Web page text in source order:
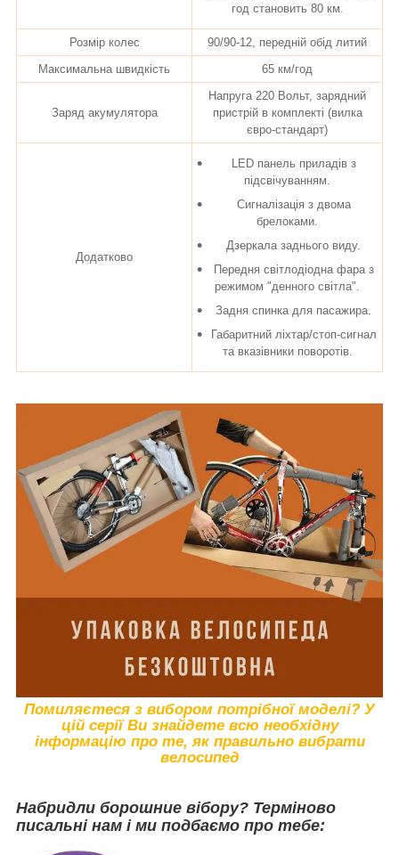
год становить 80 км.
Розмір колес
90/90-12, передній обід литий
Максимальна швидкість
65 км/год
Заряд акумулятора
Напруга 220 Вольт, зарядний
пристрій в комплекті (вилка
євро-стандарт)
Додатково
LED панель приладів з
підсвічуванням.
Сигналізація з двома
брелоками.
Дзеркала заднього виду.
Передня світлодіодна фара з
режимом "денного світла".
Задня спинка для пасажира.
Габаритний ліхтар/стоп-сигнал
та вказівники поворотів.
Помиляєтеся з вибором потрібної моделі? У
цій серії Ви знайдете всю необхідну
інформацію про те, як правильно вибрати
велосипед
Набридли борошние вібору? Терміново
писальні нам і ми подбаємо про тебе: